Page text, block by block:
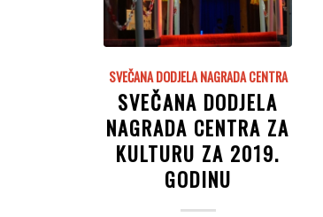
SVEČANA DODJELA NAGRADA CENTRA
SVEČANA DODJELA
NAGRADA CENTRA ZA
KULTURU ZA 2019.
GODINU